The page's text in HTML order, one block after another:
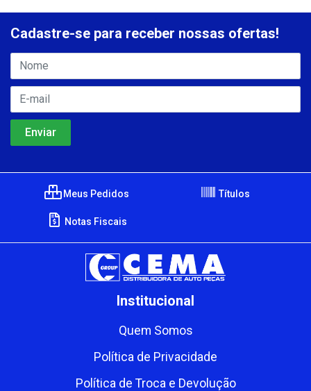
Cadastre-se para receber nossas ofertas!
Meus Pedidos Títulos
Notas Fiscais
Institucional
Quem Somos
Política de Privacidade
Política de Troca e Devolução